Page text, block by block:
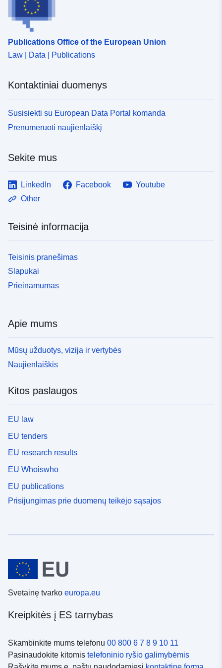
Identifikatoriai:
uriRef:
Kaupimo
periodiškumas:
unknown
Publications Office of the European Union
Law | Data | Publications
Kontaktiniai duomenys
Susisiekti su European Data Portal komanda
Prenumeruoti naujienlaiškį
Sekite mus
LinkedIn Facebook
Youtube
Other
Teisinė informacija
Teisinis pranešimas
Slapukai
Prieinamumas
Apie mums
Mūsų užduotys, vizija ir vertybės
Naujienlaiškis
Kitos paslaugos
EU law
EU tenders
EU research results
EU Whoiswho
EU publications
Prisijungimas prie duomenų teikėjo sąsajos
Svetainę tvarko europa.eu
Kreipkitės į ES tarnybas
Skambinkite mums telefonu 00 800 6 7 8 9 10 11
Pasinaudokite kitomis telefoninio ryšio galimybėmis